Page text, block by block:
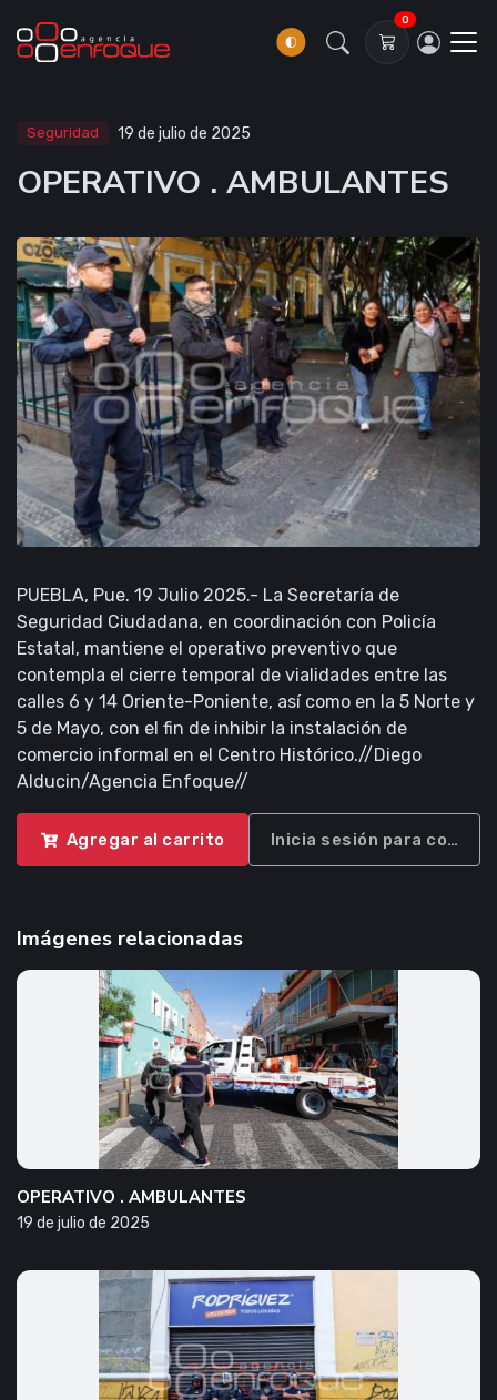
0
Seguridad 19 de julio de 2025
OPERATIVO . AMBULANTES
PUEBLA, Pue. 19 Julio 2025.- La Secretaría de
Seguridad Ciudadana, en coordinación con Policía
Estatal, mantiene el operativo preventivo que
contempla el cierre temporal de vialidades entre las
calles 6 y 14 Oriente-Poniente, así como en la 5 Norte y
5 de Mayo, con el fin de inhibir la instalación de
comercio informal en el Centro Histórico.//Diego
Alducin/Agencia Enfoque//
Agregar al carrito Inicia sesión para
Imágenes relacionadas
OPERATIVO . AMBULANTES
19 de julio de 2025